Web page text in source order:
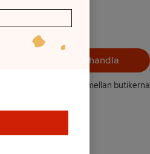
Välj butik och handla
Sortimentet kan variera mellan butikerna